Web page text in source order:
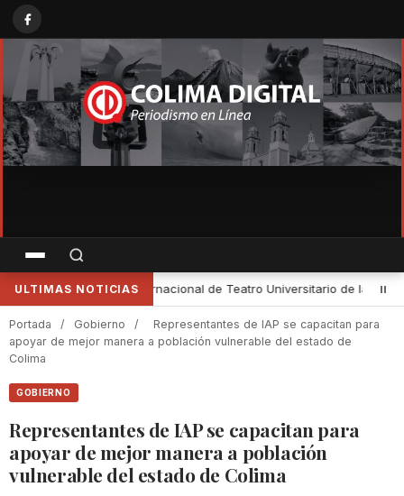
ULTIMAS NOTICIAS
UNAM • Cultura Colima e INAH impulsan la reactivación de
Portada / Gobierno /
Representantes de IAP se capacitan para
apoyar de mejor manera a población vulnerable del estado de
Colima
GOBIERNO
Representantes de IAP se capacitan para
apoyar de mejor manera a población
vulnerable del estado de Colima